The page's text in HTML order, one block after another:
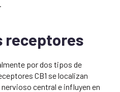
receptores
por dos tipos de
CB1 se localizan
central e influyen en